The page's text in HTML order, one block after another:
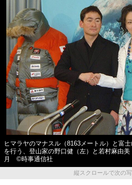
ヒマラヤのマナスル（8163メートル）と富
を行う、登山家の野口健（左）と若村麻由
月 ©時事通信社
縦スクロールで次の